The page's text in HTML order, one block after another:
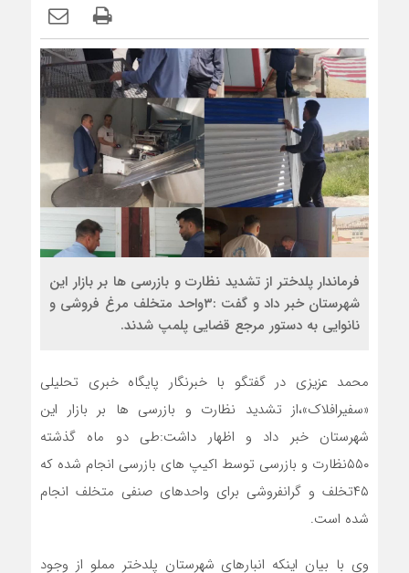
فرماندار پلدختر از تشدید نظارت و بازرسی ها بر بازار این
شهرستان خبر داد و گفت :۳واحد متخلف مرغ فروشی و
نانوایی به دستور مرجع قضایی پلمپ شدند.
محمد عزیزی در گفتگو با خبرنگار پایگاه خبری تحلیلی
«سفیرافلاک»،از تشدید نظارت و بازرسی ها بر بازار این
شهرستان خبر داد و اظهار داشت:طی دو ماه گذشته
۵۵۰نظارت و بازرسی توسط اکیپ های بازرسی انجام شده که
۴۵تخلف و گرانفروشی برای واحدهای صنفی متخلف انجام
شده است.
وی با بیان اینکه انبارهای شهرستان پلدختر مملو از وجود